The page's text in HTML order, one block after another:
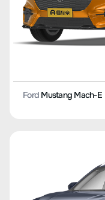
Ford Mustang Mach-E